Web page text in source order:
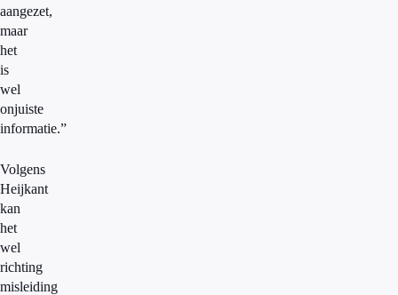
aangezet,
maar
het
is
wel
onjuiste
informatie.”
Volgens
Heijkant
kan
het
wel
richting
misleiding